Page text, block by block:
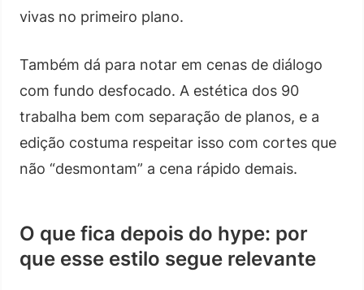
vivas no primeiro plano.
Também dá para notar em cenas de diálogo
com fundo desfocado. A estética dos 90
trabalha bem com separação de planos, e a
edição costuma respeitar isso com cortes que
não “desmontam” a cena rápido demais.
O que fica depois do hype: por
que esse estilo segue relevante